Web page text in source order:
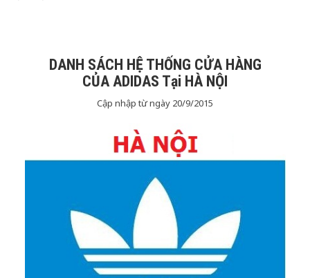
DANH SÁCH HỆ THỐNG CỬA HÀNG
CỦA ADIDAS Tại HÀ NỘI
Cập nhập từ ngày 20/9/2015